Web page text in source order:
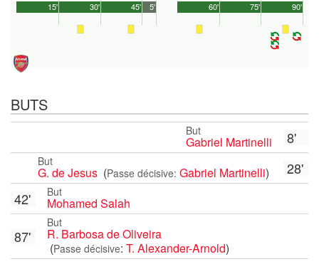
45'
15' 30' 5' 90'
60' 75'
BUTS
8'
But
Gabriel Martinelli
28'
But
G. de Jesus (Passe décisive: Gabriel Martinelli)
But
Mohamed Salah
42'
But
R. Barbosa de Oliveira
(Passe décisive: T. Alexander-Arnold)
87'